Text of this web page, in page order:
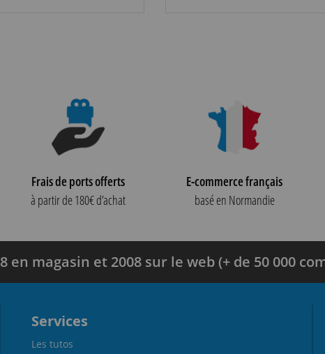
Frais de ports offerts
à partir de 180€ d’achat
E-commerce français
basé en Normandie
en magasin et 2008 sur le web (+ de 50 000
Services
Les tutos